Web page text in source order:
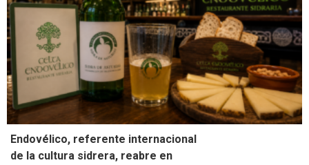
Endovélico, referente internacional
de la cultura sidrera, reabre en